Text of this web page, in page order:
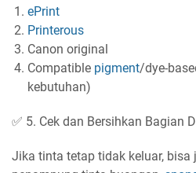
ePrint
Printerous
Canon original
Compatible pigment/dye-
kebutuhan)
✅ 5. Cek dan Bersihkan Bagian
Jika tinta tetap tidak keluar,